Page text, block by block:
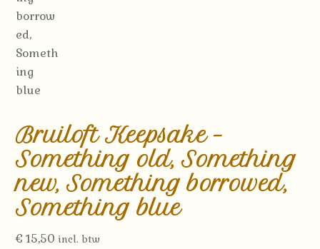
Bruiloft Keepsake –
Something old, Something
new, Something borrowed,
Something blue
€ 15,50 incl. btw